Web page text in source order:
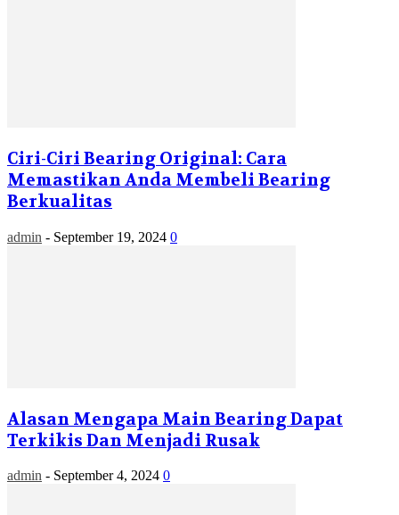
Ciri-Ciri Bearing Original: Cara
Memastikan Anda Membeli Bearing
Berkualitas
admin - September 19, 2024 0
Alasan Mengapa Main Bearing Dapat
Terkikis Dan Menjadi Rusak
admin - September 4, 2024 0